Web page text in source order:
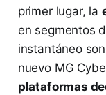
primer lugar, la
en segmentos
instantáneo
nuevo MG
plataformas